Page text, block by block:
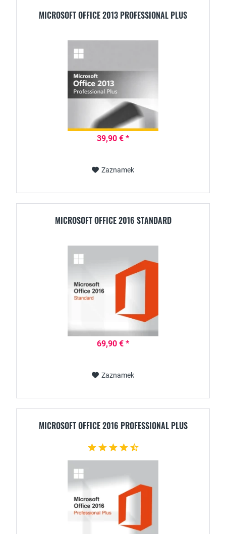
MICROSOFT OFFICE 2013 PROFESSIONAL PLUS
39,90 € *
Zaznamek
MICROSOFT OFFICE 2016 STANDARD
69,90 € *
Zaznamek
MICROSOFT OFFICE 2016 PROFESSIONAL PLUS